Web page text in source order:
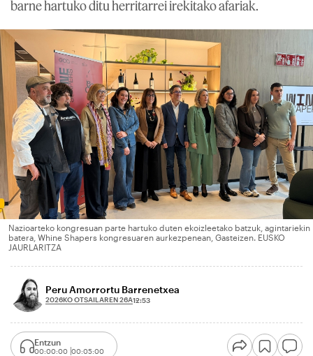
barne hartuko ditu herritarrei irekitako afariak.
Nazioarteko kongresuan parte hartuko duten ekoizleetako batzuk, agintariekin
batera, Whine Shapers kongresuaren aurkezpenean, Gasteizen. EUSKO
JAURLARITZA
Peru Amorrortu Barrenetxea
2026KO OTSAILAREN 26A12:53
Entzun
00:00:00 00:05:00